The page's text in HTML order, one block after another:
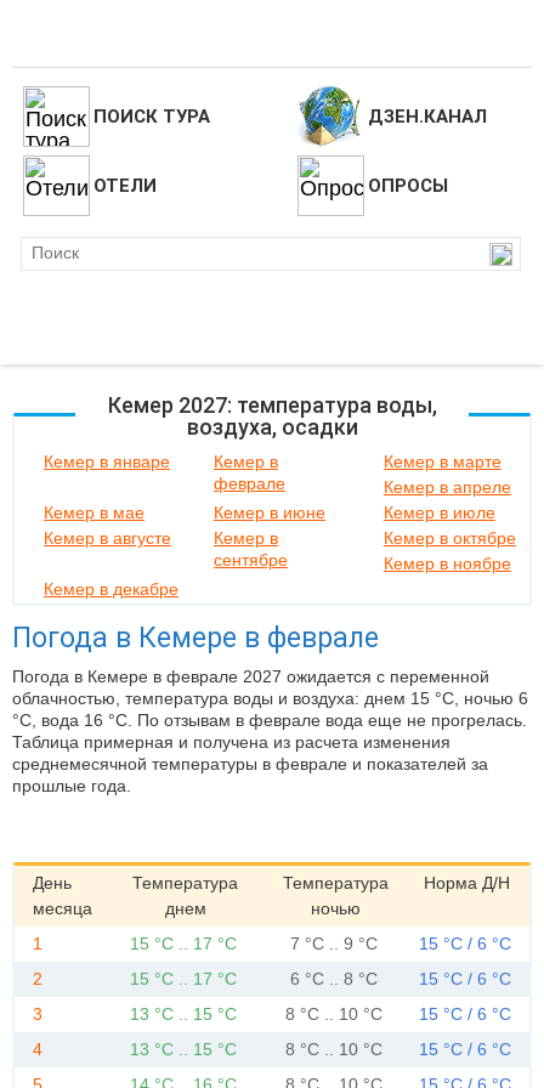
ПОИСК ТУРА ДЗЕН.КАНАЛ
ОТЕЛИ ОПРОСЫ
Кемер 2027: температура воды,
воздуха, осадки
Кемер в январе
Кемер в
феврале
Кемер в марте
Кемер в апреле
Кемер в мае
Кемер в июне
Кемер в июле
Кемер в августе
Кемер в
сентябре
Кемер в октябре
Кемер в ноябре
Кемер в декабре
Погода в Кемере в феврале
Погода в Кемере в феврале 2027 ожидается с переменной
облачностью, температура воды и воздуха: днем 15 °C, ночью 6
°C, вода 16 °C. По отзывам в феврале вода еще не прогрелась.
Таблица примерная и получена из расчета изменения
среднемесячной температуры в феврале и показателей за
прошлые года.
День
месяца
Температура
днем
Температура
ночью
Норма Д/Н
1 15 °C .. 17 °C 7 °C .. 9 °C
15 °C / 6 °C
2
15 °C .. 17 °C 6 °C .. 8 °C
15 °C / 6 °C
3
13 °C .. 15 °C 8 °C .. 10 °C
15 °C / 6 °C
4
13 °C .. 15 °C 8 °C .. 10 °C
15 °C / 6 °C